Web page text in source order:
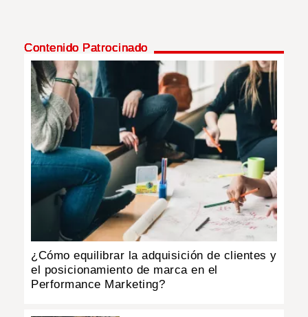
Contenido Patrocinado
¿Cómo equilibrar la adquisición de clientes y
el posicionamiento de marca en el
Performance Marketing?